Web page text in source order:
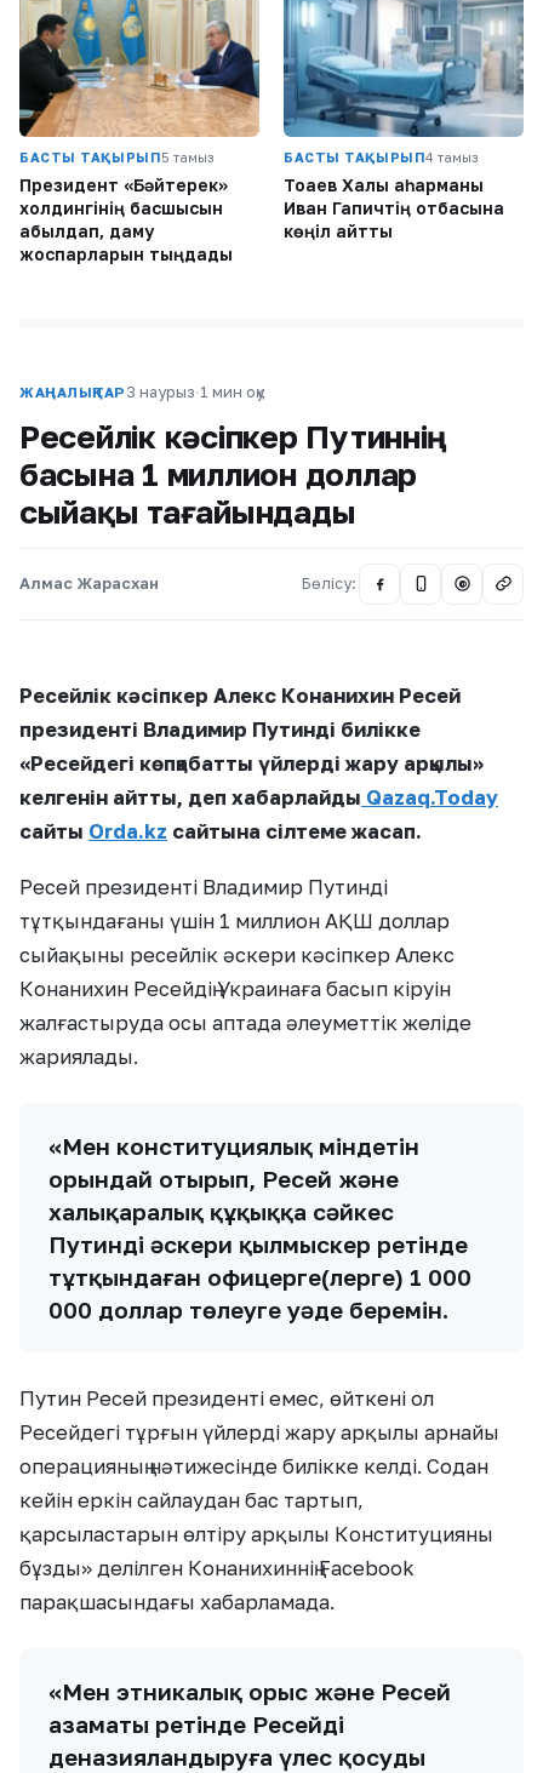
БАСТЫ ТАҚЫРЫП5 тамыз
Президент «Бәйтерек»
холдингінің басшысын
қабылдап, даму
жоспарларын тыңдады
БАСТЫ ТАҚЫРЫП4 тамыз
Тоқаев Халық қаһарманы
Иван Гапичтің отбасына
көңіл айтты
ЖАҢАЛЫҚТАР 3 наурыз·1 мин оқу
Ресейлік кәсіпкер Путиннің
басына 1 миллион доллар
сыйақы тағайындады
Алмас Жарасхан Бөлісу: @
Ресейлік кәсіпкер Алекс Конанихин Ресей
президенті Владимир Путинді билікке
«Ресейдегі көпқабатты үйлерді жару арқылы»
келгенін айтты, деп хабарлайды Qazaq.Today
сайты Orda.kz сайтына сілтеме жасап.
Ресей президенті Владимир Путинді
тұтқындағаны үшін 1 миллион АҚШ доллар
сыйақыны ресейлік әскери кәсіпкер Алекс
Конанихин Ресейдің Украинаға басып кіруін
жалғастыруда осы аптада әлеуметтік желіде
жариялады.
«Мен конституциялық міндетін
орындай отырып, Ресей және
халықаралық құқыққа сәйкес
Путинді әскери қылмыскер ретінде
тұтқындаған офицерге(лерге) 1 000
000 доллар төлеуге уәде беремін.
Путин Ресей президенті емес, өйткені ол
Ресейдегі тұрғын үйлерді жару арқылы арнайы
операцияның нәтижесінде билікке келді. Содан
кейін еркін сайлаудан бас тартып,
қарсыластарын өлтіру арқылы Конституцияны
бұзды» делілген Конанихиннің Facebook
парақшасындағы хабарламада.
«Мен этникалық орыс және Ресей
азаматы ретінде Ресейді
деназияландыруға үлес қосуды